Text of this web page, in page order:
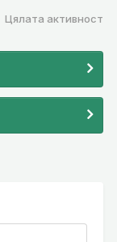
Цялата активност